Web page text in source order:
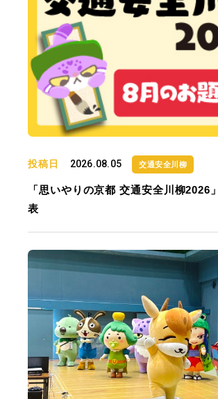
投稿日 2026.08.05 交通安全川柳
「思いやりの京都 交通安全川柳2026
表